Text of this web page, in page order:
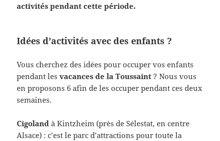
activités pendant cette période.
Idées d’activités avec des enfants ?
Vous cherchez des idées pour occuper vos enfants
pendant lesvacances de la Toussaint ? Nous vous
en proposons 6 afin de les occuper pendant ces deux
semaines.
Cigoland à Kintzheim (près de Sélestat, en centre
Alsace) : c’est le parc d’attractions pour toute la